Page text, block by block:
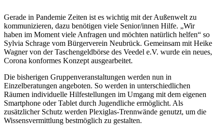
Gerade in Pandemie Zeiten ist es wichtig mit der Außenwelt zu
kommunizieren, dazu benötigen viele Senior/innen Hilfe. „Wir
haben im Moment viele Anfragen und möchten natürlich helfen“ so
Sylvia Schrage vom Bürgerverein Neubrück. Gemeinsam mit Heike
Wagner von der Taschengeldbörse des Veedel e.V. wurde ein neues,
Corona konformes Konzept ausgearbeitet.
Die bisherigen Gruppenveranstaltungen werden nun in
Einzelberatungen angeboten. So werden in unterschiedlichen
Räumen individuelle Hilfestellungen im Umgang mit dem eigenen
Smartphone oder Tablet durch Jugendliche ermöglicht. Als
zusätzlicher Schutz werden Plexiglas-Trennwände genutzt, um die
Wissensvermittlung bestmöglich zu gestalten.